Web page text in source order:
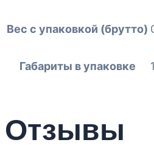
Вес с упаковкой (брутто)
Габариты в упаковке
Отзывы